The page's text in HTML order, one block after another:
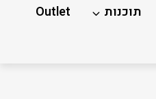
תוכנות
Outlet